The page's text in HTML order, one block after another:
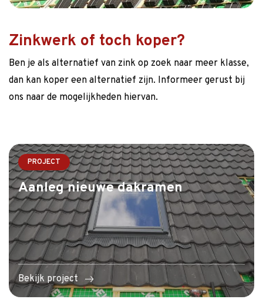
Zinkwerk of toch koper?
Ben je als alternatief van zink op zoek naar meer klasse,
dan kan koper een alternatief zijn. Informeer gerust bij
ons naar de mogelijkheden hiervan.
PROJECT
Aanleg nieuwe dakramen
Bekijk project